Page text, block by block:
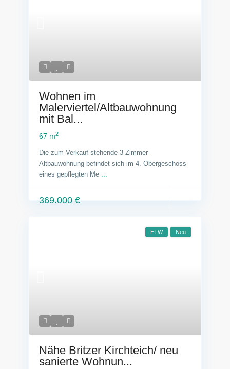
Wohnen im
Malerviertel/Altbauwohnung
mit Bal...
67 m2
Die zum Verkauf stehende 3-Zimmer-
Altbauwohnung befindet sich im 4. Obergeschoss
eines gepflegten Me ...
369.000 €
ETW Neu
Nähe Britzer Kirchteich/ neu
sanierte Wohnun...